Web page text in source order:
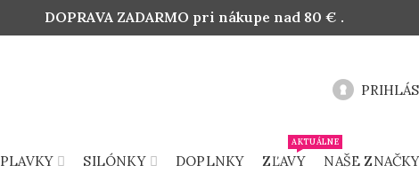
PLAVKY SILÓNKY DOPLNKY ZĽAVY
AKTUÁLNE
NAŠE ZNAČKY
DOPRAVA ZADARMO pri nákupe nad 80 € .